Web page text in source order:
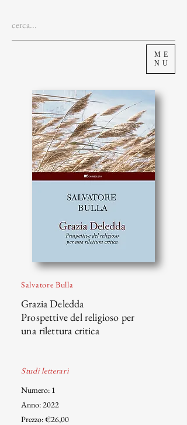
ME
NU
Salvatore Bulla
Grazia Deledda
Prospettive del religioso per
una rilettura critica
Studi letterari
Numero: 1
Anno: 2022
Prezzo: €26,00